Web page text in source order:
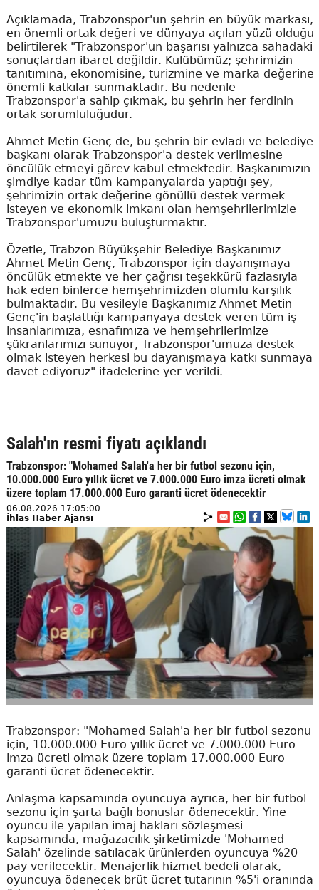
Açıklamada, Trabzonspor'un şehrin en büyük markası,
en önemli ortak değeri ve dünyaya açılan yüzü olduğu
belirtilerek "Trabzonspor'un başarısı yalnızca sahadaki
sonuçlardan ibaret değildir. Kulübümüz; şehrimizin
tanıtımına, ekonomisine, turizmine ve marka değerine
önemli katkılar sunmaktadır. Bu nedenle
Trabzonspor'a sahip çıkmak, bu şehrin her ferdinin
ortak sorumluluğudur.
Ahmet Metin Genç de, bu şehrin bir evladı ve belediye
başkanı olarak Trabzonspor'a destek verilmesine
öncülük etmeyi görev kabul etmektedir. Başkanımızın
şimdiye kadar tüm kampanyalarda yaptığı şey,
şehrimizin ortak değerine gönüllü destek vermek
isteyen ve ekonomik imkanı olan hemşehrilerimizle
Trabzonspor'umuzu buluşturmaktır.
Özetle, Trabzon Büyükşehir Belediye Başkanımız
Ahmet Metin Genç, Trabzonspor için dayanışmaya
öncülük etmekte ve her çağrısı teşekkürü fazlasıyla
hak eden binlerce hemşehrimizden olumlu karşılık
bulmaktadır. Bu vesileyle Başkanımız Ahmet Metin
Genç'in başlattığı kampanyaya destek veren tüm iş
insanlarımıza, esnafımıza ve hemşehrilerimize
şükranlarımızı sunuyor, Trabzonspor'umuza destek
olmak isteyen herkesi bu dayanışmaya katkı sunmaya
davet ediyoruz" ifadelerine yer verildi.
Salah'ın resmi fiyatı açıklandı
Trabzonspor: "Mohamed Salah'a her bir futbol sezonu için,
10.000.000 Euro yıllık ücret ve 7.000.000 Euro imza ücreti olmak
üzere toplam 17.000.000 Euro garanti ücret ödenecektir
06.08.2026 17:05:00
İhlas Haber Ajansı
Trabzonspor: "Mohamed Salah'a her bir futbol sezonu
için, 10.000.000 Euro yıllık ücret ve 7.000.000 Euro
imza ücreti olmak üzere toplam 17.000.000 Euro
garanti ücret ödenecektir.
Anlaşma kapsamında oyuncuya ayrıca, her bir futbol
sezonu için şarta bağlı bonuslar ödenecektir. Yine
oyuncu ile yapılan imaj hakları sözleşmesi
kapsamında, mağazacılık şirketimizde 'Mohamed
Salah' özelinde satılacak ürünlerden oyuncuya %20
pay verilecektir. Menajerlik hizmet bedeli olarak,
oyuncuya ödenecek brüt ücret tutarının %5'i oranında